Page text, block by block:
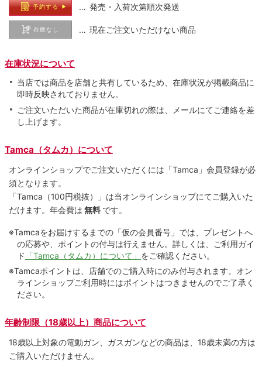
予約する … 発売・入荷次第順次発送
在庫なし … 現在ご注文いただけない商品
在庫状況について
当店では商品を店舗と共有しているため、在庫状況が掲載商品に
即時反映されておりません。
ご注文いただいた商品が在庫切れの際は、メールにてご連絡を差
し上げます。
Tamca（タムカ）について
オンラインショップでご注⽂いただくには「Tamca」会員登録が必
須となります。
「Tamca （100円税抜）
」は当オンラインショップにてご購⼊いた
だけます。 年会費は 無料 です。
※Tamcaをお届けするまでの「仮の会員番号」では、プレゼントへ
の応募や、ポイントの付与は⾏えません。詳しくは、ご利⽤ガイ
ド 「Tamca（タムカ）について」 をご確認ください。
※Tamcaポイントは、店舗でのご購⼊時にのみ付与されます。オン
ラインショップご利用時にはポイントはつきませんのでご了承く
ださい。
年齢制限（18歳以上）商品について
18歳以上対象の電動ガン、ガスガンなどの商品は、18歳未満の方は
ご購入いただけません。